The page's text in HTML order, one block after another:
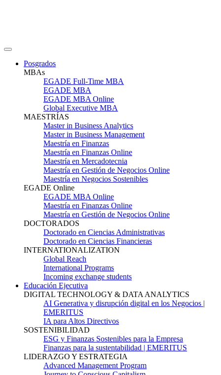
Posgrados
MBAs
EGADE Full-Time MBA
EGADE MBA
EGADE MBA Online
Global Executive MBA
MAESTRÍAS
Master in Business Analytics
Master in Business Management
Maestría en Finanzas
Maestría en Finanzas Online
Maestría en Mercadotecnia
Maestría en Gestión de Negocios Online
Maestría en Negocios Sostenibles
EGADE Online
EGADE MBA Online
Maestría en Finanzas Online
Maestría en Gestión de Negocios Online
DOCTORADOS
Doctorado en Ciencias Administrativas
Doctorado en Ciencias Financieras
INTERNATIONALIZATION
Global Reach
International Programs
Incoming exchange students
Educación Ejecutiva
DIGITAL TECHNOLOGY & DATA ANALYTICS
AI Generativa y disrupción digital en los Negocios |
EMERITUS
IA para Altos Directivos
SOSTENIBILIDAD
ESG y Finanzas Sostenibles para la Empresa
Finanzas para la sustentabilidad | EMERITUS
LIDERAZGO Y ESTRATEGIA
Advanced Management Program